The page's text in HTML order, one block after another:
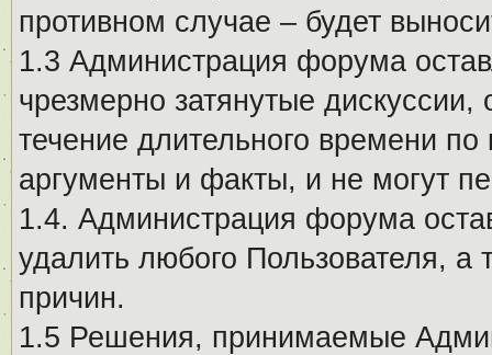
противном случае – будет
1.3 Администрация форума
чрезмерно затянутые
течение длительного времени
аргументы и факты, и не могут
1.4. Администрация форума
удалить любого Пользователя, а
причин.
1.5 Решения, принимаемые